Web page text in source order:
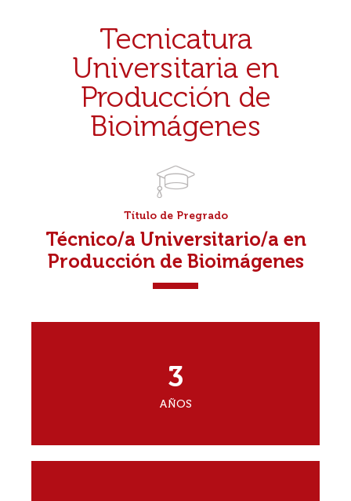
Tecnicatura
Universitaria en
Producción de
Bioimágenes
Título de Pregrado
Técnico/a Universitario/a en
Producción de Bioimágenes
3
AÑOS